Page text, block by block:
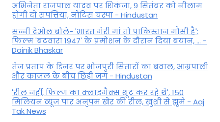
अभिनेता राजपाल यादव पर शिकंजा, 9 सितंबर को नीलाम
होंगी दो संपत्तियां, नोटिस चस्पा - Hindustan
सन्नी देओल बोले- 'भारत मेरी मां तो पाकिस्तान मौसी है':
फिल्म 'बंटवारा 1947' के प्रमोशन के दौरान दिया बयान, ... -
Dainik Bhaskar
तेज प्रताप के डिनर पर भोजपुरी सितारों का बवाल, आम्रपाली
और काजल के बीच छिड़ी जंग - Hindustan
'रील नहीं, फिल्म का क्लाइमैक्स शूट कर रहे थे', 150
मिलियन व्यूज पार अनुपम खेर की रील, खुशी से झूमे - Aaj
Tak News